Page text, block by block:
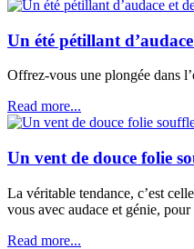
Un été pétillant
Offrez-vous une plongée dans
Read more...
Un vent de douce folie
La véritable tendance, c’est
vous avec audace et génie,
Read more...